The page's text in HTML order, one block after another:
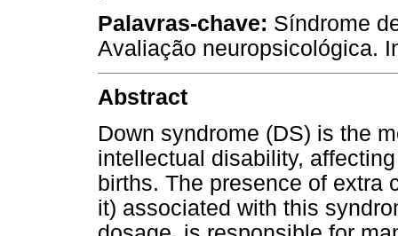
Palavras-chave: Síndrome
Avaliação neuropsicológica.
Abstract
Down syndrome (DS) is the
intellectual disability,
births. The presence of extra
it) associated with this